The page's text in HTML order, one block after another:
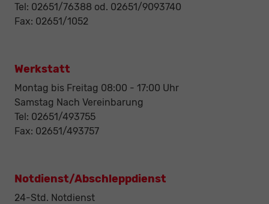
Tel: 02651/76388 od. 02651/9093740
Fax: 02651/1052
Werkstatt
Montag bis Freitag 08:00 - 17:00 Uhr
Samstag Nach Vereinbarung
Tel: 02651/493755
Fax: 02651/493757
Notdienst/Abschleppdienst
24-Std. Notdienst